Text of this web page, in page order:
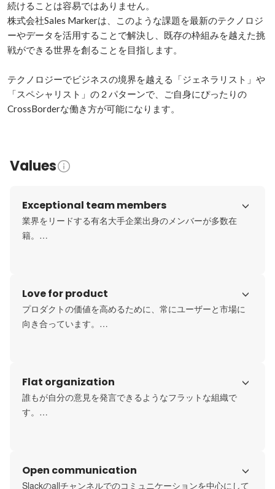
続けることは容易ではありません。
株式会社Sales Markerは、このような課題を最新のテクノロジ
ーやデータを活用することで解決し、既存の枠組みを越えた挑
戦ができる世界を創ることを目指します。
テクノロジーでビジネスの境界を越える「ジェネラリスト」や
「スペシャリスト」の２パターンで、ご自身にぴったりの
CrossBorderな働き方が可能になります。
Values
Exceptional team members
業界をリードする有名大手企業出身のメンバーが多数在
籍。
https://www.forbes.com/profile/crossborder/?
sh=758c23c62d2b
Love for product
プロダクトの価値を高めるために、常にユーザーと市場に
向き合っています。
https://pivotmedia.co.jp/movie/10584
Flat organization
誰もが自分の意見を発言できるようなフラットな組織で
す。
す。
より詳しい内容は、以下の弊社の採用ページからご確認い
Open communication
Slackのallチャンネルでのコミュニケーションを中心にして